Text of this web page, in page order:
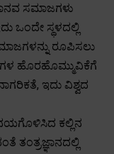
ಸಮಾಜಗಳು
ಒಂದೇ ಸ್ಥಳದಲ್ಲಿ
ರೂಪಿಸಲು
ಹೊರಹೊಮ್ಮುವಿಕೆಗೆ
ಇದು ವಿಶ್ವದ
ಕಲ್ಲಿನ
ತಂತ್ರಜ್ಞಾನದಲ್ಲಿ